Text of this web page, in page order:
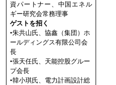
資パートナー、中国エネル
ギー研究会常務理事
ゲストを招く
•朱共山氏、協鑫（集団）ホ
ールディングス有限公司会
長
•張天任氏、天能控股グルー
プ会長
•韓小琪氏、電力計画設計総